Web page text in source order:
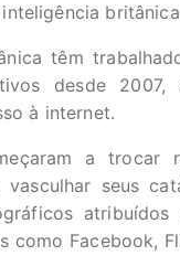
têm
desde 2007,
à internet.
a trocar
seus
Facebook,